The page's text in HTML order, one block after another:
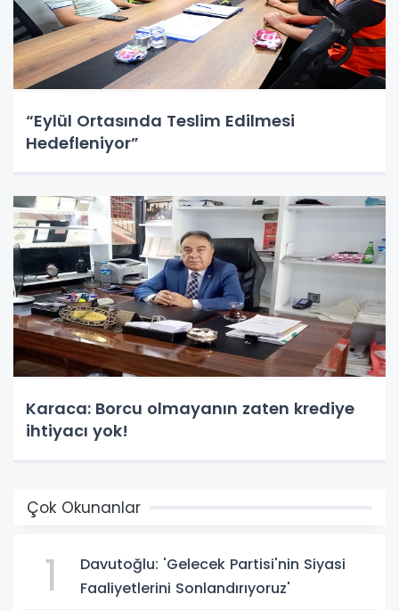
“Eylül Ortasında Teslim Edilmesi
Hedefleniyor”
Karaca: Borcu olmayanın zaten krediye
ihtiyacı yok!
Çok Okunanlar
1
Davutoğlu: 'Gelecek Partisi'nin Siyasi
Faaliyetlerini Sonlandırıyoruz'